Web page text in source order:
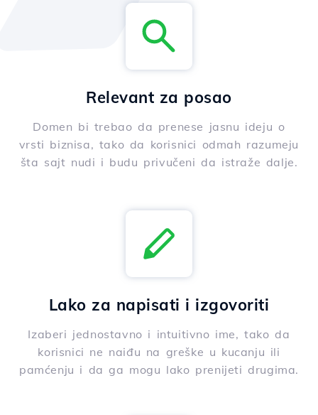
Relevant za posao
Domen bi trebao da prenese jasnu ideju o
vrsti biznisa, tako da korisnici odmah razumeju
šta sajt nudi i budu privučeni da istraže dalje.
Lako za napisati i izgovoriti
Izaberi jednostavno i intuitivno ime, tako da
korisnici ne naiđu na greške u kucanju ili
pamćenju i da ga mogu lako prenijeti drugima.